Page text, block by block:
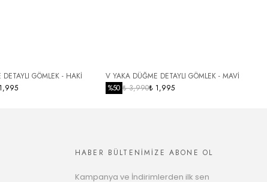
GÖMLEK - HAKİ
V YAKA DÜĞME DETAYLI GÖMLEK - MAVİ
%50 ₺ 3,990₺ 1,995
HABER BÜLTENİMİZE ABONE OL
Kampanya ve İndirimlerden ilk sen